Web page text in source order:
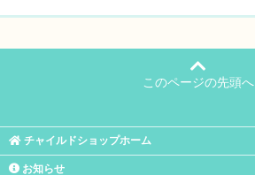
このページの先頭へ
チャイルドショップホーム
お知らせ